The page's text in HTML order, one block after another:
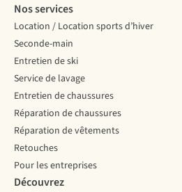
Nos services
Location / Location sports d’hiver
Seconde-main
Entretien de ski
Service de lavage
Entretien de chaussures
Réparation de chaussures
Réparation de vêtements
Retouches
Pour les entreprises
Découvrez